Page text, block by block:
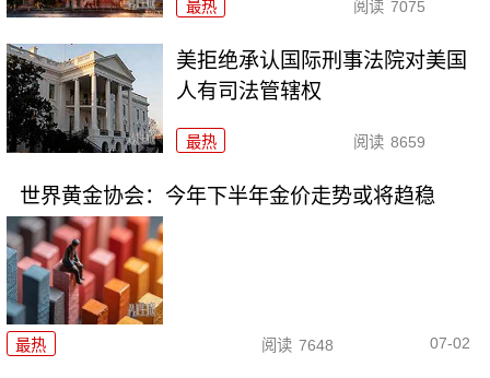
最热 阅读 7075
美拒绝承认国际刑事法院对美国
人有司法管辖权
最热 阅读 8659
世界黄金协会：今年下半年金价走势或将趋稳
最热 阅读 7648 07-02